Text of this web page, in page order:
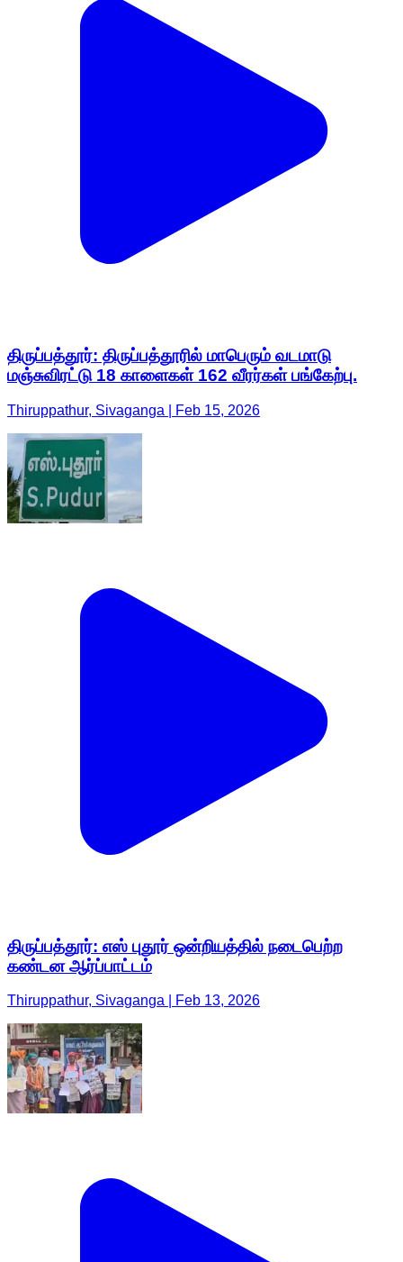
திருப்பத்தூர்: திருப்பத்தூரில் மாபெரும் வடமாடு
மஞ்சுவிரட்டு 18 காளைகள் 162 வீரர்கள் பங்கேற்பு.
Thiruppathur, Sivaganga | Feb 15, 2026
திருப்பத்தூர்: எஸ் புதூர் ஒன்றியத்தில் நடைபெற்ற
கண்டன ஆர்ப்பாட்டம்
Thiruppathur, Sivaganga | Feb 13, 2026